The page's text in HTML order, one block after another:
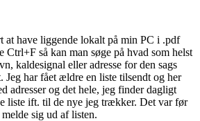
at have liggende lokalt på min PC i .pdf
Ctrl+F så kan man søge på hvad som helst
kaldesignal eller adresse for den sags
har fået ældre en liste tilsendt og her
adresser og det hele, jeg finder dagligt
liste ift. til de nye jeg trækker. Det var før
sig ud af listen.